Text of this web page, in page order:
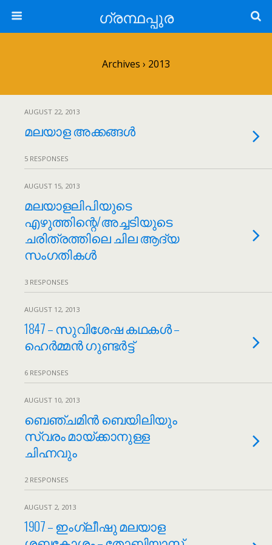
ഗ്രന്ഥപ്പുര
Archives › 2013
AUGUST 22, 2013
മലയാള അക്കങ്ങൾ
5 RESPONSES
AUGUST 15, 2013
മലയാളലിപിയുടെ
എഴുത്തിന്റെ/അച്ചടിയുടെ
ചരിത്രത്തിലെ ചില ആദ്യ
സംഗതികൾ
3 RESPONSES
AUGUST 12, 2013
1847 – സുവിശേഷ കഥകൾ –
ഹെർമ്മൻ ഗുണ്ടർട്ട്
6 RESPONSES
AUGUST 10, 2013
ബെഞ്ചമിൻ ബെയിലിയും
സ്വരം മായ്ക്കാനുള്ള
ചിഹ്നവും
2 RESPONSES
AUGUST 2, 2013
1907 – ഇംഗ്ലീഷു മലയാള